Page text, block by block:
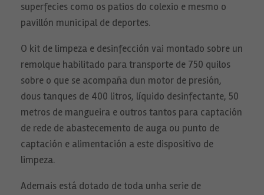
superfecies como os patios do colexio e mesmo o
pavillón municipal de deportes.
O kit de limpeza e desinfección vai montado sobre un
remolque habilitado para transporte de 750 quilos
sobre o que se acompaña dun motor de presión,
dous tanques de 400 litros, líquido desinfectante, 50
metros de mangueira e outros tantos para captación
de rede de abastecemento de auga ou punto de
captación e alimentación a este dispositivo de
limpeza.
Ademais está dotado de toda unha serie de